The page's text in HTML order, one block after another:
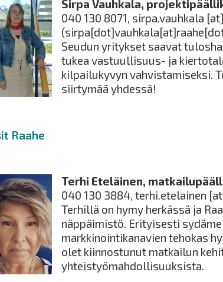
Sirpa Vauhkala,
040 130 8071, sirpa.vauhkala [at]
Seudun yritykset saavat
tukea vastuullisuus- ja
kilpailukyvyn vahvistamiseksi.
siirtymää yhdessä!
Raahe
Terhi Eteläinen,
040 130 3884, terhi.etelainen
Terhillä on hymy herkässä ja
näppäimistö. Erityisesti
markkinointikanavien tehokas
olet kiinnostunut matkailun
yhteistyömahdollisuuksista.